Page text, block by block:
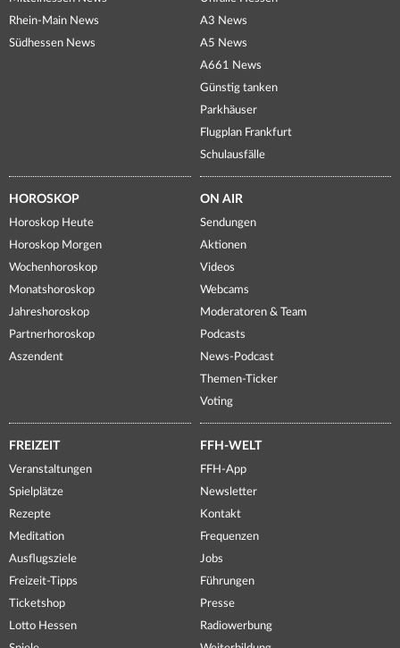
Rhein-Main News
Südhessen News
A3 News
A5 News
A661 News
Günstig tanken
Parkhäuser
Flugplan Frankfurt
Schulausfälle
HOROSKOP
Horoskop Heute
Horoskop Morgen
Wochenhoroskop
Monatshoroskop
Jahreshoroskop
Partnerhoroskop
Aszendent
ON AIR
Sendungen
Aktionen
Videos
Webcams
Moderatoren & Team
Podcasts
News-Podcast
Themen-Ticker
Voting
FREIZEIT
Veranstaltungen
Spielplätze
Rezepte
Meditation
Ausflugsziele
Freizeit-Tipps
Ticketshop
Lotto Hessen
FFH-WELT
FFH-App
Newsletter
Kontakt
Frequenzen
Jobs
Führungen
Presse
Radiowerbung